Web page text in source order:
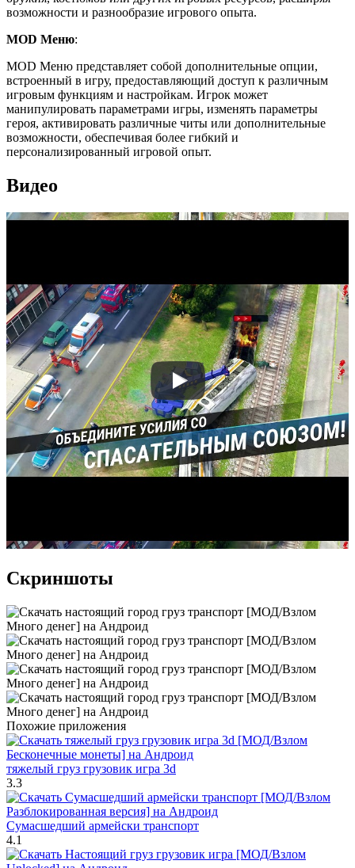
возможности и разнообразие игрового опыта.
MOD Меню:
MOD Меню представляет собой дополнительные опции,
встроенный в игру, предоставляющий доступ к различным
игровым функциям и настройкам. Игрок может
манипулировать параметрами игры, изменять параметры
героя, активировать различные читы или дополнительные
возможности, обеспечивая более гибкий и
персонализированный игровой опыт.
Видео
Скриншоты
Похожие приложения
тяжелый груз грузовик игра 3d
3.3
Сумасшедший армейски транспорт
4.1